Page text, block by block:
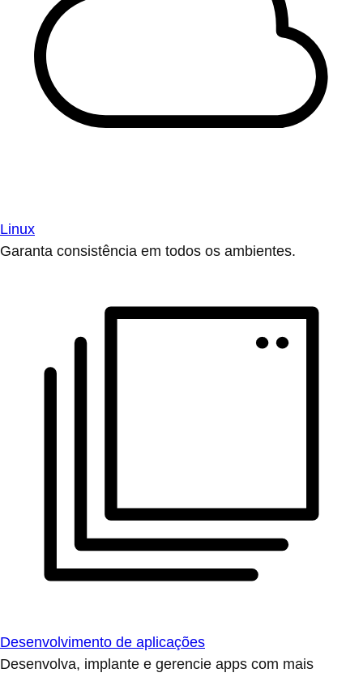
Linux
Garanta consistência em todos os ambientes.
Desenvolvimento de aplicações
Desenvolva, implante e gerencie apps com mais